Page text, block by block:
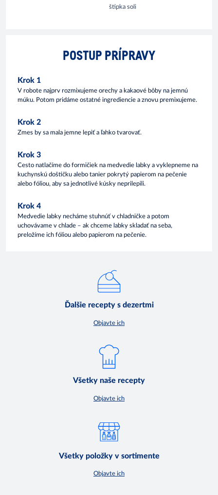
štipka soli
POSTUP PRÍPRAVY
Krok 1
V robote najprv rozmixujeme orechy a kakaové bôby na jemnú
múku. Potom pridáme ostatné ingrediencie a znovu premixujeme.
Krok 2
Zmes by sa mala jemne lepiť a ľahko tvarovať.
Krok 3
Cesto natlačíme do formičiek na medvedie labky a vyklepneme na
kuchynskú doštičku alebo tanier pokrytý papierom na pečenie
alebo fóliou, aby sa jednotlivé kúsky neprilepili.
Krok 4
Medvedie labky necháme stuhnúť v chladničke a potom
uchovávame v chlade – ak chceme labky skladať na seba,
preložíme ich fóliou alebo papierom na pečenie.
Ďalšie recepty s dezertmi
Objavte ich
Všetky naše recepty
Objavte ich
Všetky položky v sortimente
Objavte ich